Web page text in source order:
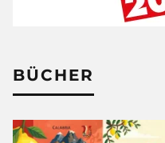
BÜCHER